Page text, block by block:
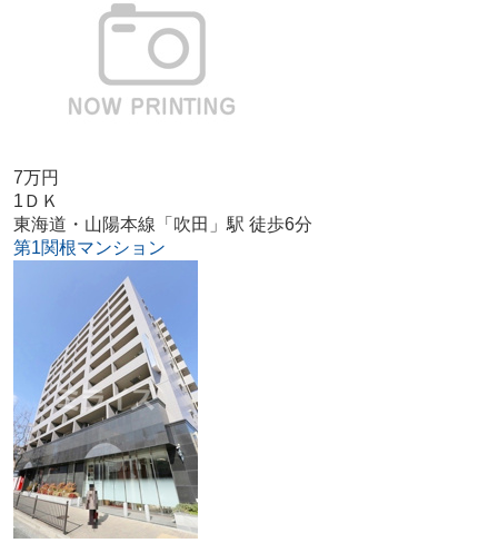
7万円
1ＤＫ
東海道・山陽本線「吹田」駅 徒歩6分
第1関根マンション